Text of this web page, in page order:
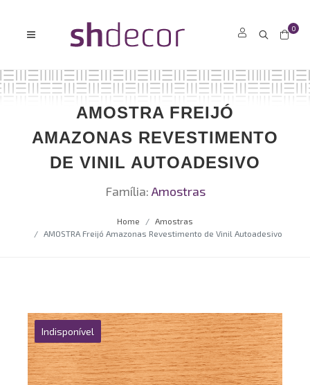
0
AMOSTRA FREIJÓ
AMAZONAS REVESTIMENTO
DE VINIL AUTOADESIVO
Família: Amostras
Home
Amostras
AMOSTRA Freijó Amazonas Revestimento de Vinil Autoadesivo
Indisponível